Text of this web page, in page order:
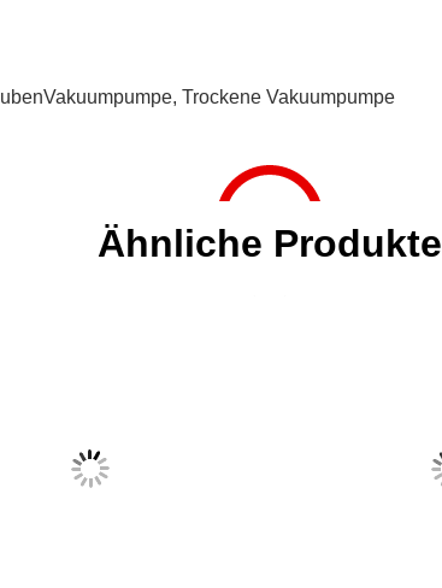
, Trockene Vakuumpumpe
Ähnliche Produkte